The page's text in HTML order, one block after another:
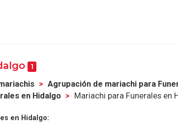
1
Agrupación de mariachi para
en Hidalgo
Mariachi para Funerales en
en Hidalgo: